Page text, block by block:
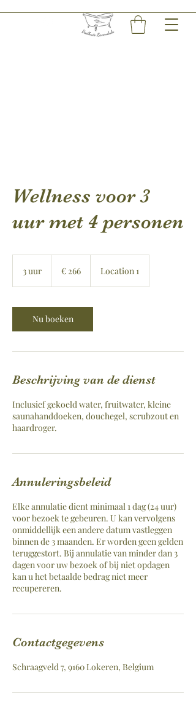
Wellness voor 3
uur met 4 personen
3 uur
r
€ 266 Location 1
Nu boeken
Beschrijving van de dienst
Inclusief gekoeld water, fruitwater, kleine
saunahanddoeken, douchegel, scrubzout en
haardroger.
Annuleringsbeleid
Elke annulatie dient minimaal 1 dag (24 uur)
voor bezoek te gebeuren. U kan vervolgens
onmiddellijk een andere datum vastleggen
binnen de 3 maanden. Er worden geen gelden
teruggestort. Bij annulatie van minder dan 3
dagen voor uw bezoek of bij niet opdagen
kan u het betaalde bedrag niet meer
recupereren.
Contactgegevens
Schraagveld 7, 9160 Lokeren, Belgium